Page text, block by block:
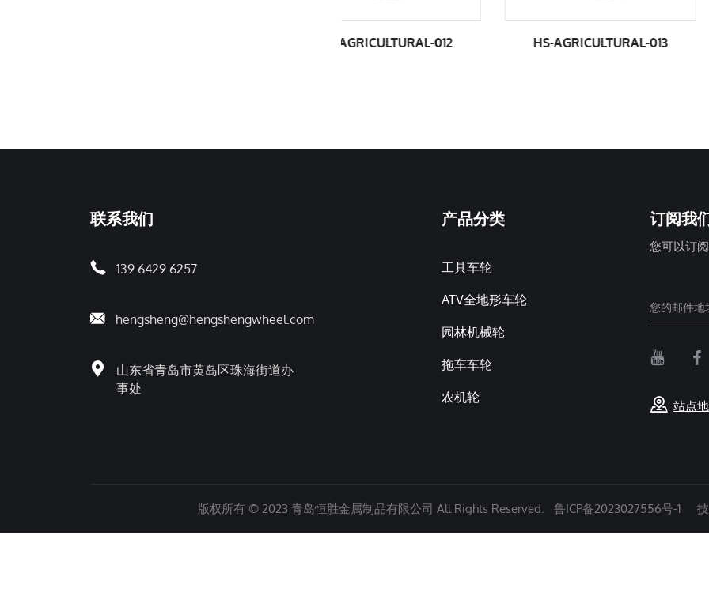
HS-AGRICULTURAL-013 HS-
联系我们
139 6429 6257
hengsheng@hengshengwheel.com
山东省青岛市黄岛区珠海街道办
事处
产品分类
工具车轮
ATV全地形车轮
园林机械轮
拖车车轮
农机轮
订阅我
您可以订
站点
版权所有 © 2023 青岛恒胜金属制品有限公司 All Rights Reserved. 鲁ICP备2023027556号-1